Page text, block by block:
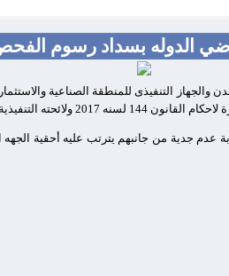
بسداد رسوم الفحص قبل 20 اغسطس
التنفيذى للمنطقة الصناعية
غايتة 20 اغسطس الجارى .
عدم جدية من جانبهم يترتب عليه أحقية الجهه